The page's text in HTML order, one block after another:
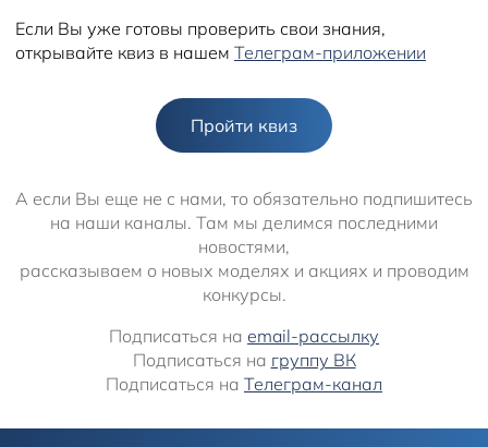
Если Вы уже готовы проверить свои знания,
открывайте квиз в нашем Телеграм-приложении
Пройти квиз
А если Вы еще не с нами, то обязательно подпишитесь
на наши каналы. Там мы делимся последними
новостями,
рассказываем о новых моделях и акциях и проводим
конкурсы.
Подписаться на email-рассылку
Подписаться на группу ВК
Подписаться на Телеграм-канал